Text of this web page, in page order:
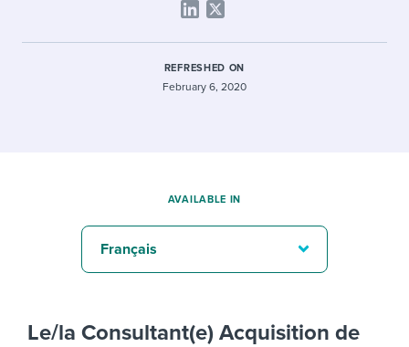
REFRESHED ON
February 6, 2020
Le/la Consultant(e) Acquisition de
AVAILABLE IN
Français